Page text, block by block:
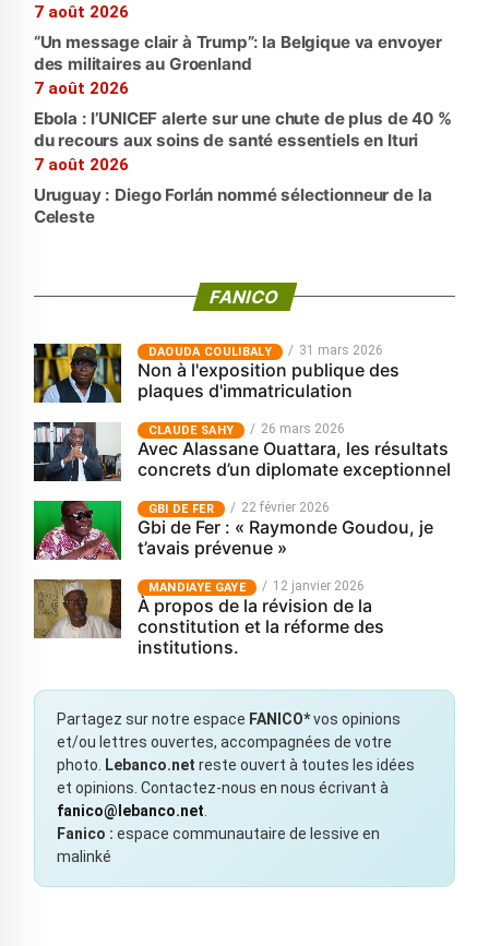
7 août 2026
“Un message clair à Trump”: la Belgique va envoyer
des militaires au Groenland
7 août 2026
Ebola : l’UNICEF alerte sur une chute de plus de 40 %
du recours aux soins de santé essentiels en Ituri
7 août 2026
Uruguay : Diego Forlán nommé sélectionneur de la
Celeste
FANICO
‎DAOUDA COULIBALY 31 mars 2026
Non à l'exposition publique des
plaques d'immatriculation
CLAUDE SAHY 26 mars 2026
Avec Alassane Ouattara, les résultats
concrets d’un diplomate exceptionnel
GBI DE FER 22 février 2026
Gbi de Fer : « Raymonde Goudou, je
t’avais prévenue »
MANDIAYE GAYE 12 janvier 2026
À propos de la révision de la
constitution et la réforme des
institutions.
Partagez sur notre espace FANICO*vos opinions
et/ou lettres ouvertes, accompagnées de votre
photo.
Lebanco.net reste ouvert à toutes les idées
et opinions. Contactez-nous en nous écrivant à
fanico@lebanco.net
Fanico : espace communautaire de lessive en
malinké